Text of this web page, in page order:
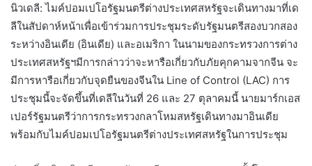
นิวเดลี: ไมค์ปอมเปโอรัฐมนตรีต่างประเทศสหรัฐจะเดินทางมาที่เด
ลีในสัปดาห์หน้าเพื่อเข้าร่วมการประชุมระดับรัฐมนตรีสองบวกสอง
ระหว่างอินเดีย (อินเดีย) และอเมริกา ในนามของกระทรวงการต่าง
ประเทศสหรัฐฯมีการกล่าวว่าจะหารือเกี่ยวกับภัยคุกคามจากจีน จะ
มีการหารือเกี่ยวกับจุดยืนของจีนใน Line of Control (LAC) การ
ประชุมนี้จะจัดขึ้นที่เดลีในวันที่ 26 และ 27 ตุลาคมนี้ นายมาร์กเอส
เปอร์รัฐมนตรีว่าการกระทรวงกลาโหมสหรัฐเดินทางมาอินเดีย
พร้อมกับไมค์ปอมเปโอรัฐมนตรีต่างประเทศสหรัฐในการประชุม